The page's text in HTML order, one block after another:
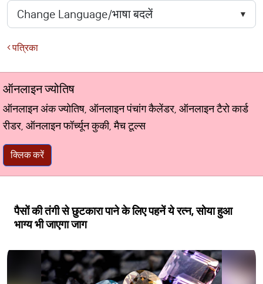
पत्रिका
ऑनलाइन ज्योतिष
ऑनलाइन अंक ज्योतिष, ऑनलाइन पंचांग कैलेंडर, ऑनलाइन टैरो कार्ड
रीडर, ऑनलाइन फॉर्च्यून कुकी, मैच टूल्स
क्लिक करें
पैसों की तंगी से छुटकारा पाने के लिए पहनें ये रत्न, सोया हुआ
भाग्य भी जाएगा जाग